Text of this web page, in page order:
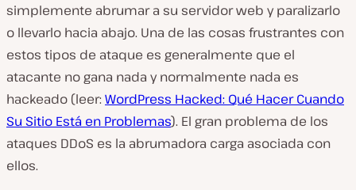
simplemente abrumar a su servidor web y paralizarlo
o llevarlo hacia abajo. Una de las cosas frustrantes con
estos tipos de ataque es generalmente que el
atacante no gana nada y normalmente nada es
hackeado (leer: WordPress Hacked: Qué Hacer Cuando
Su Sitio Está en Problemas). El gran problema de los
ataques DDoS es la abrumadora carga asociada con
ellos.